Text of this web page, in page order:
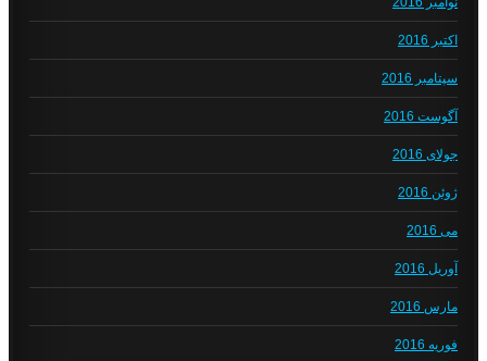
اکتبر 2016
سپتامبر 2016
آگوست 2016
جولای 2016
ژوئن 2016
می 2016
آوریل 2016
مارس 2016
فوریه 2016